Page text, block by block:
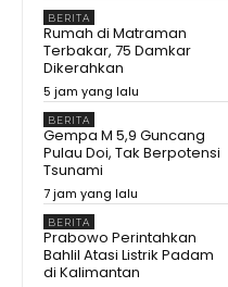
BERITA
Rumah di Matraman
Terbakar, 75 Damkar
Dikerahkan
5 jam yang lalu
BERITA
Gempa M 5,9 Guncang
Pulau Doi, Tak Berpotensi
Tsunami
7 jam yang lalu
BERITA
Prabowo Perintahkan
Bahlil Atasi Listrik Padam
di Kalimantan